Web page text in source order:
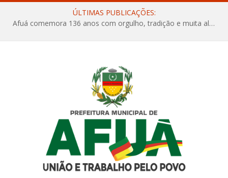
ÚLTIMAS PUBLICAÇÕES:
Afuá comemora 136 anos com orgulho, tradição e muita alegria na Quadra Dr. Nelson Salomão